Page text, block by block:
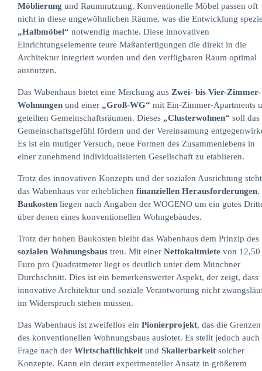
Möblierung und Raumnutzung. Konventionelle Möbel passen oft
nicht in diese ungewöhnlichen Räume, was die Entwicklung
„Halbmöbel“ notwendig machte. Diese innovativen
Einrichtungselemente teure Maßanfertigungen die direkt in die
Architektur integriert wurden und den verfügbaren Raum optimal
ausnutzen.
Das Wabenhaus bietet eine Mischung aus Zwei- bis Vier-Zimmer-
Wohnungen und einer „Groß-WG“ mit Ein-Zimmer-Apartments
geteilten Gemeinschaftsräumen. Dieses „Clusterwohnen“ soll das
Gemeinschaftsgefühl fördern und der Vereinsamung
Es ist ein mutiger Versuch, neue Formen des Zusammenlebens in
einer zunehmend individualisierten Gesellschaft zu etablieren.
Trotz des innovativen Konzepts und der sozialen Ausrichtung steht
das Wabenhaus vor erheblichen finanziellen Herausforderungen.
Baukosten liegen nach Angaben der WOGENO um ein gutes
über denen eines konventionellen Wohngebäudes.
Trotz der hohen Baukosten bleibt das Wabenhaus dem Prinzip des
sozialen Wohnungsbaus treu. Mit einer Nettokaltmiete von 12,50
Euro pro Quadratmeter liegt es deutlich unter dem Münchner
Durchschnitt. Dies ist ein bemerkenswerter Aspekt, der zeigt, dass
innovative Architektur und soziale Verantwortung nicht
im Widerspruch stehen müssen.
Das Wabenhaus ist zweifellos ein Pionierprojekt, das die Grenzen
des konventionellen Wohnungsbaus auslotet. Es stellt jedoch auch
Frage nach der Wirtschaftlichkeit und Skalierbarkeit solcher
Konzepte. Kann ein derart experimenteller Ansatz in größerem